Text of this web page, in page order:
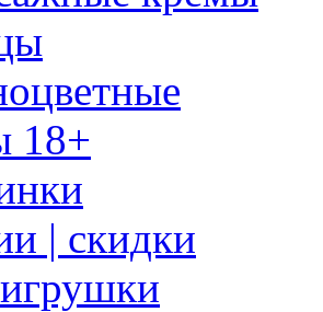
18+
| скидки